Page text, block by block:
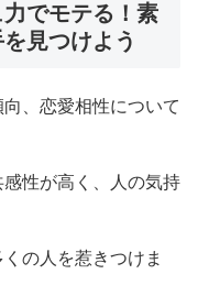
力でモテる！素
見つけよう
、恋愛相性について
感性が高く、人の気持
の人を惹きつけま